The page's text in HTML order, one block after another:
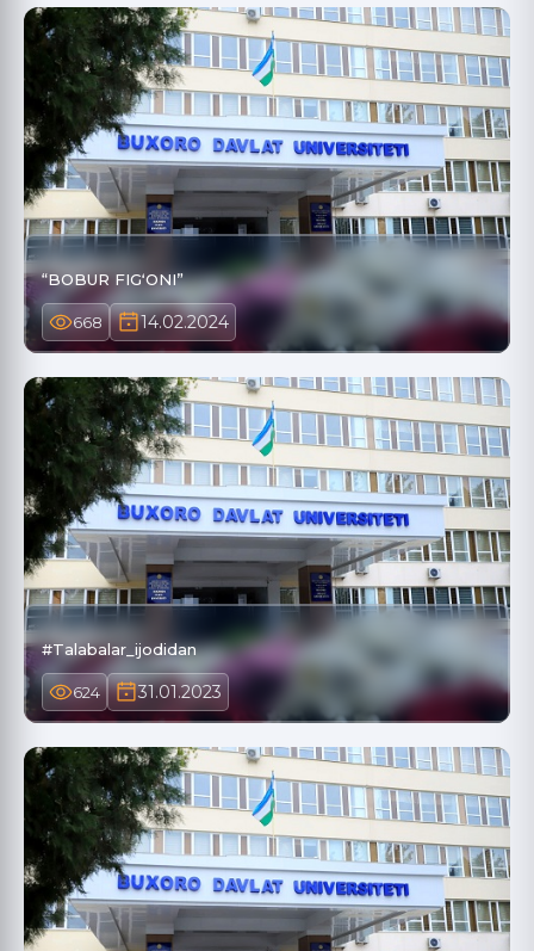
“BOBUR FIGʻONI”
668 14.02.2024
#Talabalar_ijodidan
624 31.01.2023